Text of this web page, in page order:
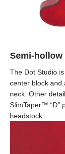
Semi-
The Dot Studio
center block and
neck. Other
SlimTaper™ “D”
headstock.